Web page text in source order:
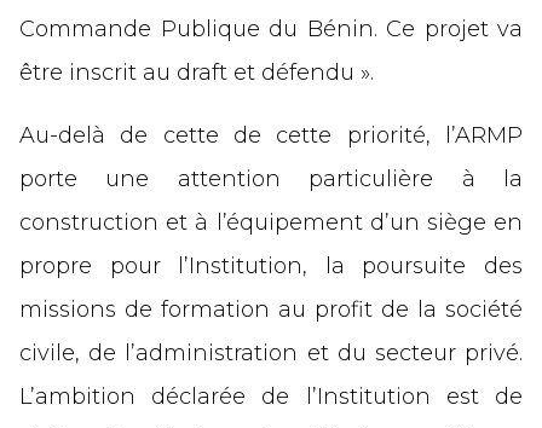
Commande Publique du Bénin. Ce projet va
être inscrit au draft et défendu ».
Au-delà de cette de cette priorité, l’ARMP
porte une attention particulière à la
construction et à l’équipement d’un siège en
propre pour l’Institution, la poursuite des
missions de formation au profit de la société
civile, de l’administration et du secteur privé.
L’ambition déclarée de l’Institution est de